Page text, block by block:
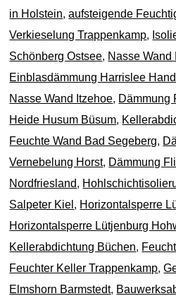
in Holstein,aufsteigende
Verkieselung Trappenkamp,
Schönberg Ostsee, Nasse Wand
Einblasdämmung Harrislee
Nasse Wand Itzehoe, Dämmung
Heide Husum Büsum,
Feuchte Wand Bad Segeberg,
Vernebelung Horst, Dämmung
Nordfriesland,
Salpeter Kiel , Horizontalsperre
Horizontalsperre Lütjenburg
Kellerabdichtung Büchen,
Feuchter Keller Trappenkamp,
Elmshorn Barmstedt,